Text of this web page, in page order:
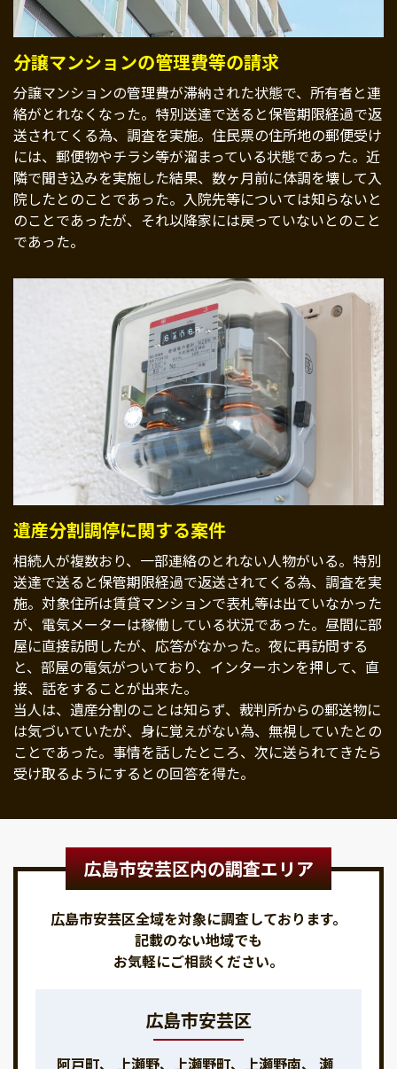
分譲マンションの管理費等の請求
分譲マンションの管理費が滞納された状態で、所有者と連
絡がとれなくなった。特別送達で送ると保管期限経過で返
送されてくる為、調査を実施。住民票の住所地の郵便受け
には、郵便物やチラシ等が溜まっている状態であった。近
隣で聞き込みを実施した結果、数ヶ月前に体調を壊して入
院したとのことであった。入院先等については知らないと
のことであったが、それ以降家には戻っていないとのこと
であった。
遺産分割調停に関する案件
相続人が複数おり、一部連絡のとれない人物がいる。特別
送達で送ると保管期限経過で返送されてくる為、調査を実
施。対象住所は賃貸マンションで表札等は出ていなかった
が、電気メーターは稼働している状況であった。昼間に部
屋に直接訪問したが、応答がなかった。夜に再訪問する
と、部屋の電気がついており、インターホンを押して、直
接、話をすることが出来た。
当人は、遺産分割のことは知らず、裁判所からの郵送物に
は気づいていたが、身に覚えがない為、無視していたとの
ことであった。事情を話したところ、次に送られてきたら
受け取るようにするとの回答を得た。
広島市安芸区内の調査エリア
広島市安芸区全域を対象に調査しております。
記載のない地域でも
お気軽にご相談ください。
広島市安芸区
阿戸町、 上瀬野、上瀬野町、上瀬野南、 瀬